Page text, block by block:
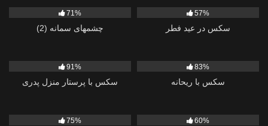
71%
چشمهای سمانه (2)
57%
سکس در عید فطر
91%
سکس با پرستار منزل پدری
83%
سکس با ریحانه
75%
60%